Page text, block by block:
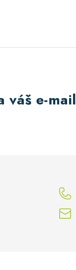
váš e-mail